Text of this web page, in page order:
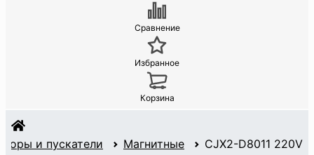
Сравнение
Избранное
Корзина
и пускатели Магнитные CJX2-D8011 220V